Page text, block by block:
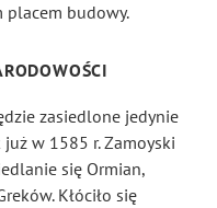
placem budowy.
zasiedlone jedynie
w 1585 r. Zamoyski
się Ormian,
Kłóciło się